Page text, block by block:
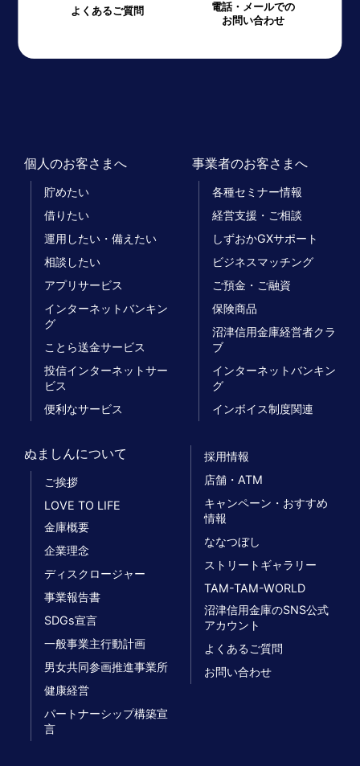
よくあるご質問
電話・メールでの
お問い合わせ
個人のお客さまへ
貯めたい
借りたい
運用したい・備えたい
相談したい
アプリサービス
インターネットバンキン
グ
ことら送金サービス
投信インターネットサー
ビス
便利なサービス
事業者のお客さまへ
各種セミナー情報
経営支援・ご相談
しずおかGXサポート
ビジネスマッチング
ご預金・ご融資
保険商品
沼津信用金庫経営者クラ
ブ
インターネットバンキン
グ
インボイス制度関連
ぬましんについて
ご挨拶
LOVE TO LIFE
金庫概要
企業理念
ディスクロージャー
事業報告書
SDGs宣言
一般事業主行動計画
男女共同参画推進事業所
健康経営
パートナーシップ構築宣
言
採用情報
店舗・ATM
キャンペーン・おすすめ
情報
ななつぼし
ストリートギャラリー
TAM-TAM-WORLD
沼津信用金庫のSNS公式
アカウント
よくあるご質問
お問い合わせ